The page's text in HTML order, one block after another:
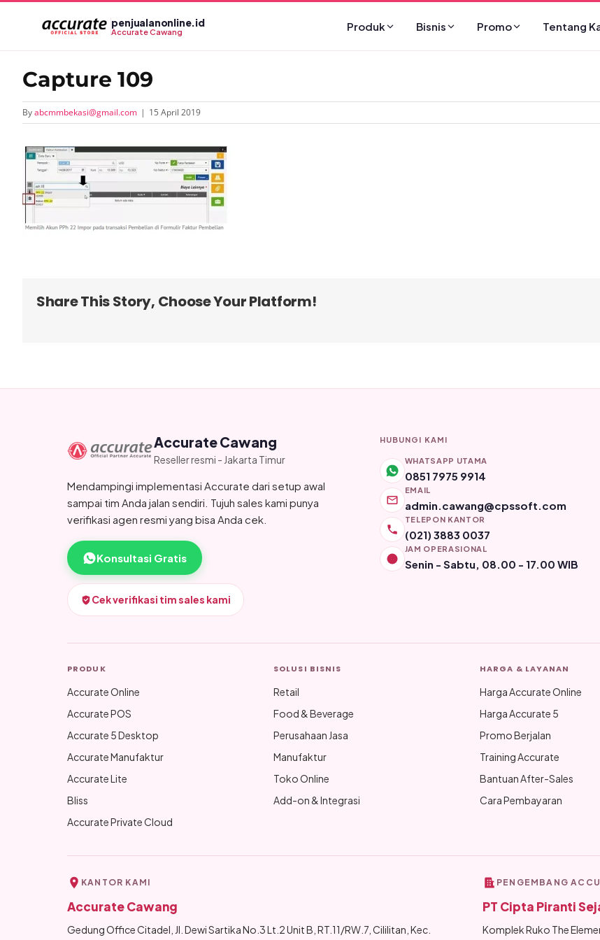
penjualanonline.id
Accurate Cawang Produk Bisnis Promo Tentang
Capture 109
Byabcmmbekasi@gmail.com | 15 April 2019
Share This Story, Choose Your Platform!
Accurate Cawang
Reseller resmi - Jakarta Timur
Mendampingi implementasi Accurate dari setup awal
sampai tim Anda jalan sendiri. Tujuh sales kami punya
verifikasi agen resmi yang bisa Anda cek.
Konsultasi Gratis
Cek verifikasi tim sales kami
HUBUNGI KAMI
WHATSAPP UTAMA
0851 7975 9914
EMAIL
admin.cawang@cpssoft.com
TELEPON KANTOR
(021) 3883 0037
JAM OPERASIONAL
Senin - Sabtu, 08.00 - 17.00 WIB
PRODUK
Accurate Online
Accurate POS
Accurate 5 Desktop
Accurate Manufaktur
Accurate Lite
Bliss
Accurate Private Cloud
SOLUSI BISNIS
Retail
Food & Beverage
Perusahaan Jasa
Manufaktur
Toko Online
Add-on & Integrasi
HARGA & LAYANAN
Harga Accurate Online
Harga Accurate 5
Promo Berjalan
Training Accurate
Bantuan After-Sales
Cara Pembayaran
KANTOR KAMI
Accurate Cawang
Gedung Office Citadel, Jl. Dewi Sartika No.3 Lt.2 Unit B, RT.11/RW.7, Cililitan, Kec.
PENGEMBANG
PT Cipta Piranti
Komplek Ruko The